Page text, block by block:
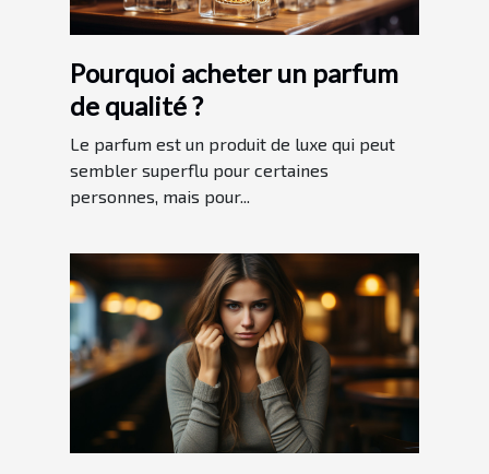
Pourquoi acheter un parfum
de qualité ?
Le parfum est un produit de luxe qui peut
sembler superflu pour certaines
personnes, mais pour...